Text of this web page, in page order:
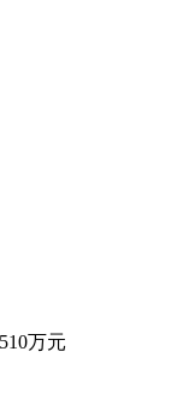
万元